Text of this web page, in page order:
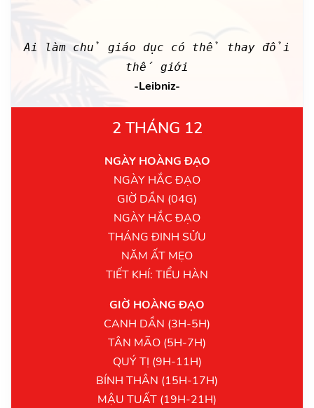
Ai làm chủ giáo dục có thể thay đổi
thế giới
-Leibniz-
2 THÁNG 12
NGÀY HOÀNG ĐẠO
NGÀY HẮC ĐẠO
GIỜ DẦN (04G)
NGÀY HẮC ĐẠO
THÁNG ĐINH SỬU
NĂM ẤT MẸO
TIẾT KHÍ: TIỂU HÀN
GIỜ HOÀNG ĐẠO
CANH DẦN (3H-5H)
TÂN MÃO (5H-7H)
QUÝ TỊ (9H-11H)
BÍNH THÂN (15H-17H)
MẬU TUẤT (19H-21H)